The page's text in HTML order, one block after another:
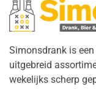
Simonsdrank is
uitgebreid
wekelijks scherp